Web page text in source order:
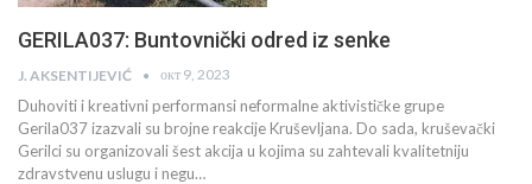
GERILA037: Buntovnički odred iz senke
J. AKSENTIJEVIĆ окт 9, 2023
Duhoviti i kreativni performansi neformalne aktivističke grupe
Gerila037 izazvali su brojne reakcije Kruševljana. Do sada, kruševački
Gerilci su organizovali šest akcija u kojima su zahtevali kvalitetniju
zdravstvenu uslugu i negu…